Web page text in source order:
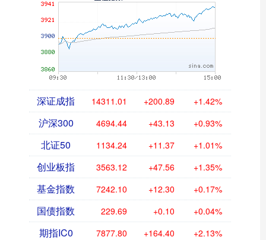
深证成指 14311.01 +200.89 +1.42%
沪深300 4694.44 +43.13 +0.93%
北证50 1134.24 +11.37 +1.01%
创业板指 3563.12 +47.56 +1.35%
基金指数 7242.10 +12.30 +0.17%
国债指数 229.69 +0.10 +0.04%
期指IC0 7877.80 +164.40 +2.13%